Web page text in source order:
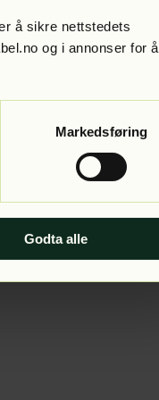
å sikre nettstedets
og i annonser for å
Markedsføring
Godta alle